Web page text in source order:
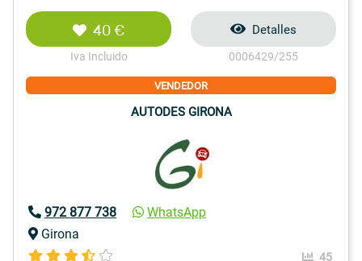
40 €
Iva Incluido
Detalles
0006429/255
VENDEDOR
AUTODES GIRONA
972 877 738
WhatsApp
Girona
45